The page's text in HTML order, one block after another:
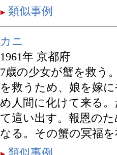
類似事例
カニ
1961年 京都府
7歳の少女が蟹を救う
を救うため、娘を嫁
め人間に化けて来る
て這い出す。報恩の
なる。その蟹の冥福